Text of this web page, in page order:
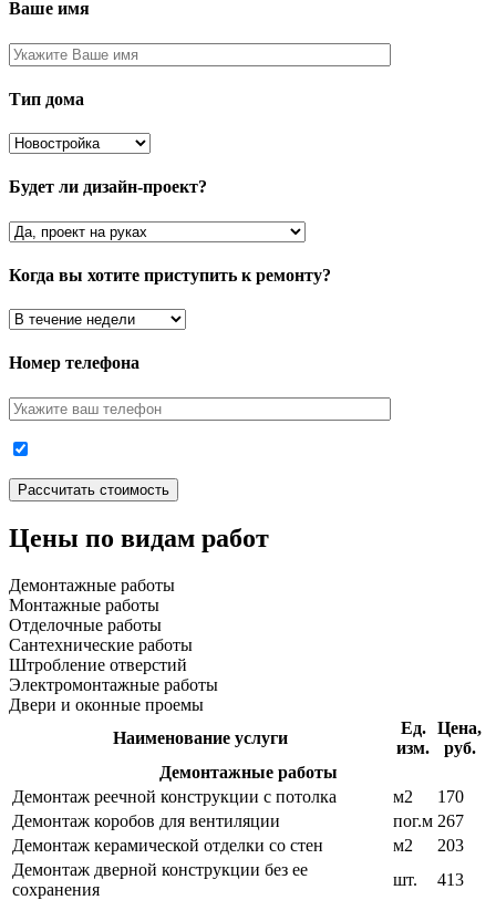
Ваше имя
Тип дома
Будет ли дизайн-проект?
Когда вы хотите приступить к ремонту?
Номер телефона
Цены по видам работ
Демонтажные работы
Монтажные работы
Отделочные работы
Сантехнические работы
Штробление отверстий
Электромонтажные работы
Двери и оконные проемы
Наименование услуги
Ед.
изм.
Цена,
руб.
Демонтажные работы
Демонтаж реечной конструкции с потолка
м2
170
Демонтаж коробов для вентиляции
пог.м 267
Демонтаж керамической отделки со стен
м2
203
Демонтаж дверной конструкции без ее
сохранения
шт.
413